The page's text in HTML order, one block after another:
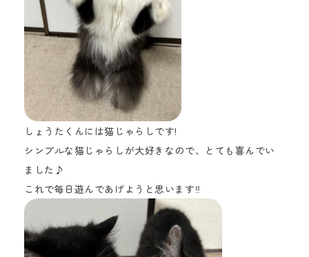
しょうたくんには猫じゃらしです!
シンプルな猫じゃらしが大好きなので、とても喜んでい
ました♪
これで毎日遊んであげようと思います‼